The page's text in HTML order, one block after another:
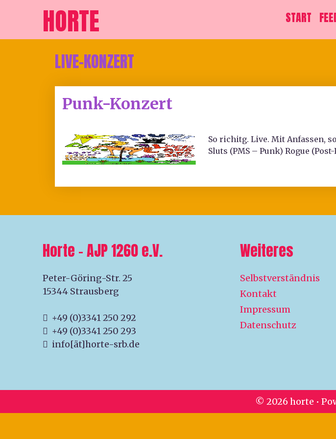
HORTE START
LIVE-KONZERT
Punk-Konzert
So richitg. Live. Mit Anfassen,
Sluts (PMS – Punk) Rogue
Horte – AJP 1260 e.V.
Peter-Göring-Str. 25
15344 Strausberg
+49 (0)3341 250 292
+49 (0)3341 250 293
info[ät]horte-srb.de
Weiteres
Selbstverständnis
Kontakt
Impressum
Datenschutz
© 2026 horte •